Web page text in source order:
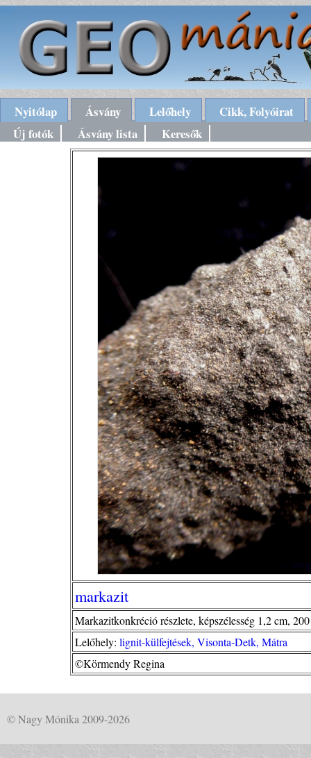
Nyitólap Ásvány Lelőhely
Cikk, Folyóirat
Új fotók
Ásvány lista Keresők
markazit
Markazitkonkréció részlete, képszélesség 1,2 cm,
Lelőhely: lignit-külfejtések, Visonta-Detk, Mátra
©Körmendy Regina
© Nagy Mónika 2009-2026